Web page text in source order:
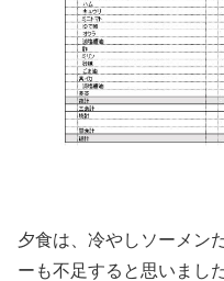
夕食は、冷やしソーメン
ーも不足すると思いまし